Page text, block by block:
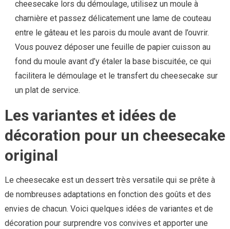
cheesecake lors du démoulage, utilisez un moule à
charnière et passez délicatement une lame de couteau
entre le gâteau et les parois du moule avant de l’ouvrir.
Vous pouvez déposer une feuille de papier cuisson au
fond du moule avant d’y étaler la base biscuitée, ce qui
facilitera le démoulage et le transfert du cheesecake sur
un plat de service.
Les variantes et idées de
décoration pour un cheesecake
original
Le cheesecake est un dessert très versatile qui se prête à
de nombreuses adaptations en fonction des goûts et des
envies de chacun. Voici quelques idées de variantes et de
décoration pour surprendre vos convives et apporter une